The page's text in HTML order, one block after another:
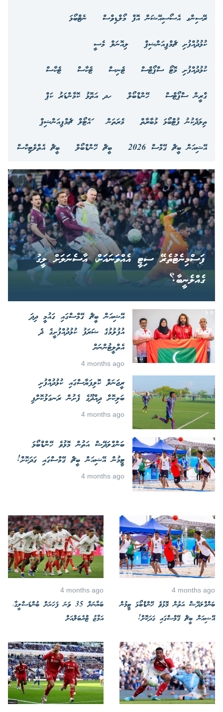
ރޭސިންގ އެސޯސިއޭޝަން އޮފް މޯލްޑިވްސް
ނެޓްބޯޅަ
ކުޅުދުއްފުށި ޗެމްޕިއަންޝިޕް
ލިއޮނަލް މެސީ
ކުޅުދުއްފުށި މޮޓޯ ސްޕޯޓްސް
ޓެނިސް ޓެކާސް
ޓެކާސް
ގްރީން ސްޕޯޓްސް
ހޭންޑްބޯލް
ހދ އަތޮޅު ކޮމާންޑަރު ކަޕް
ތިލަދެކުނު ފުޓްބޯޅަ މުބާރާތް
މެރަތަން
ައެޓޯލް ޗެމްޕިއަންޝިޕް
އޭޝިއަން ބީޗް ގޭމްސް 2026
ބީޗް ހޭންޑްބޯލް ބީޗް އެތްލެޓިކްސް
ފަސްމިނެޓުތެރޭ ސިޓީ އެއްވަނައަށް، އާސެނަލަށް ލީގު
ގެއްލެނީބާ؟
އޭޝިއަން ބީޗް ގޭމްސްގައި ގައުމީ ދިދަ
އުފުލުމުގެ ޝަރަފު ކުޅުދުއްފުށީގެ ދެ
އެތްލީޓުންނަށް
4 months ago
ރީޖަނަލް ކޮލިފަޔާސްގައި ކުޅުދުއްފުށި
ބަލިކޮށް ދިއްދޫގެ ފެށުން ރަނގަޅުކޮށްފި
4 months ago
ބަންގްލަދޭޝް އަތުން މޮޅުވެ ހޭންޑްބޯޅަ
ޓީމުން އޭޝިއަން ބީޗް ގޭމްސްގައި ގަދަކޮށް!
4 months ago
4 months ago
ބަންގްލަދޭޝް އަތުން މޮޅުވެ ހޭންޑްބޯޅަ ޓީމުން
އޭޝިއަން ބީޗް ގޭމްސްގައި ގަދަކޮށް!
4 months ago
ބަޔާނަށް 35 ވަނަ ފަހަރަށް ބުންޑަސްލީގާ،
އަމާޒު ޓްރެބަލްއަށް